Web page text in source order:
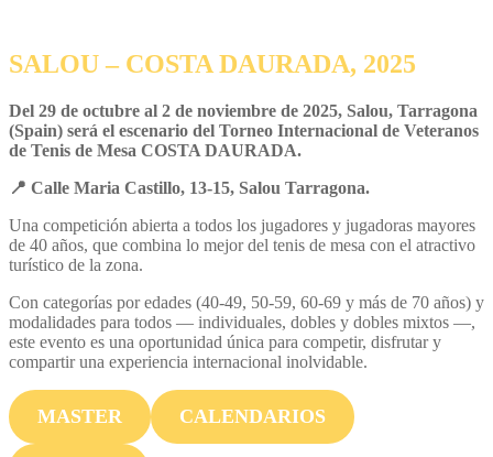
SALOU – COSTA DAURADA, 2025
Del 29 de octubre al 2 de noviembre de 2025, Salou, Tarragona
(Spain) será el escenario del Torneo Internacional de Veteranos
de Tenis de Mesa COSTA DAURADA.
📍 Calle Maria Castillo, 13-15, Salou Tarragona.
Una competición abierta a todos los jugadores y jugadoras mayores
de 40 años, que combina lo mejor del tenis de mesa con el atractivo
turístico de la zona.
Con categorías por edades (40-49, 50-59, 60-69 y más de 70 años) y
modalidades para todos — individuales, dobles y dobles mixtos —,
este evento es una oportunidad única para competir, disfrutar y
compartir una experiencia internacional inolvidable.
MASTER CALENDARIOS